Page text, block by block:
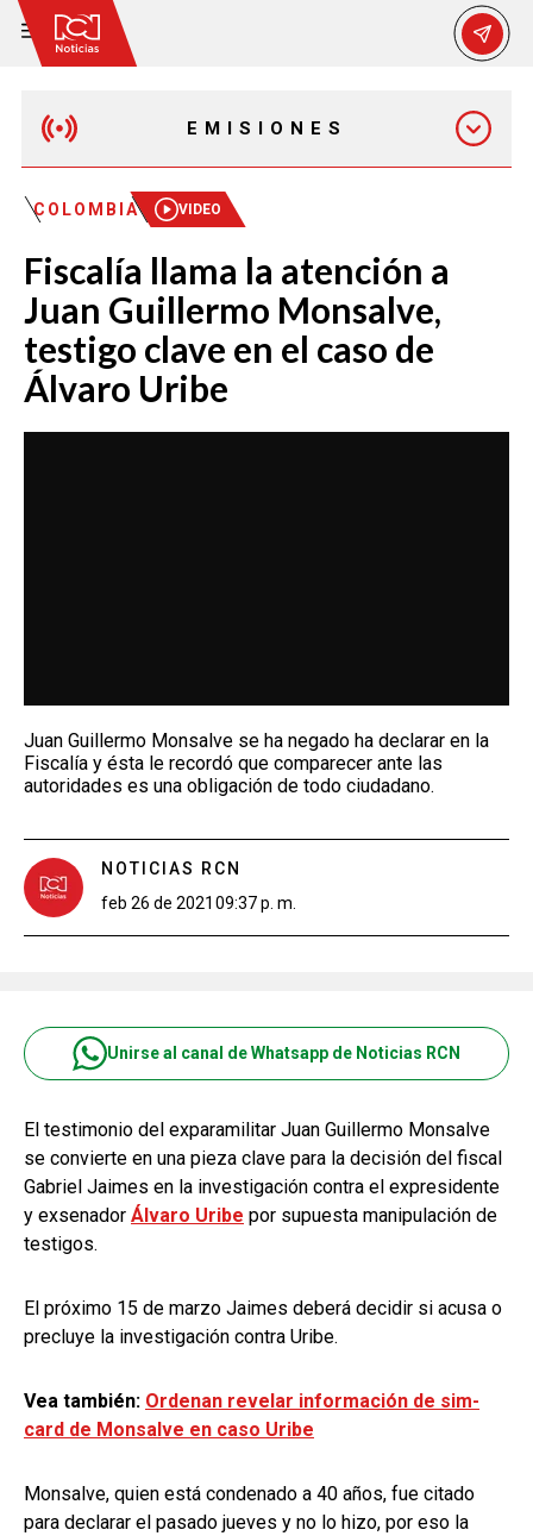
EMISIONES
MAÑANA EXPRESS
EMISIÓN 12:30 PM
EMISIÓN 7:00 PM
EMISIÓN 11:30 PM
COLOMBIA VIDEO
Fiscalía llama la atención a
Juan Guillermo Monsalve,
testigo clave en el caso de
Álvaro Uribe
Juan Guillermo Monsalve se ha negado ha declarar en la
Fiscalía y ésta le recordó que comparecer ante las
autoridades es una obligación de todo ciudadano.
NOTICIAS RCN
feb 26 de 2021 09:37 p. m.
Unirse al canal de Whatsapp de Noticias RCN
El testimonio del exparamilitar Juan Guillermo Monsalve
se convierte en una pieza clave para la decisión del fiscal
Gabriel Jaimes en la investigación contra el expresidente
y exsenador Álvaro Uribe por supuesta manipulación de
testigos.
El próximo 15 de marzo Jaimes deberá decidir si acusa o
precluye la investigación contra Uribe.
Vea también: Ordenan revelar información de sim-
card de Monsalve en caso Uribe
Monsalve, quien está condenado a 40 años, fue citado
para declarar el pasado jueves y no lo hizo, por eso la